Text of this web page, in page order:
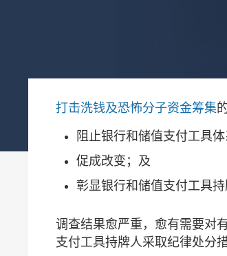
打击洗钱及恐怖分子资金筹集
阻止银行和储值支付工具
促成改变；及
彰显银行和储值支付工具
调查结果愈严重，愈有需要对
支付工具持牌人采取纪律处分